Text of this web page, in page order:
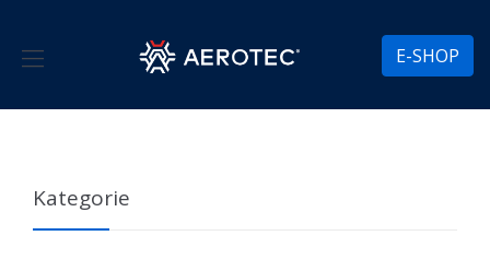
E-SHOP
Kategorie